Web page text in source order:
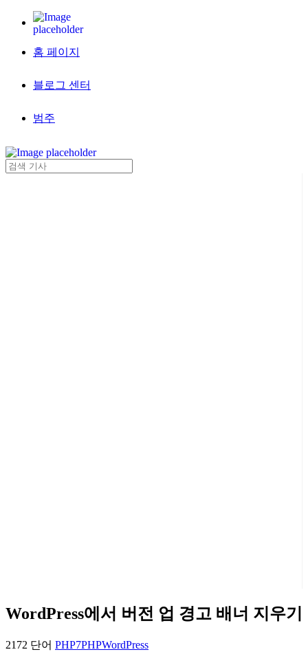
홈 페이지
블로그 센터
범주
WordPress에서 버전 업 경고 배너 지우기
2172 단어 PHP7PHPWordPress